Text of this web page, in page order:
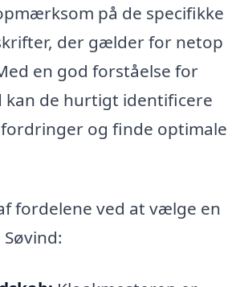
på de specifikke
der gælder for netop
en god forståelse for
kan de hurtigt identificere
og finde optimale
fordelene ved at vælge en